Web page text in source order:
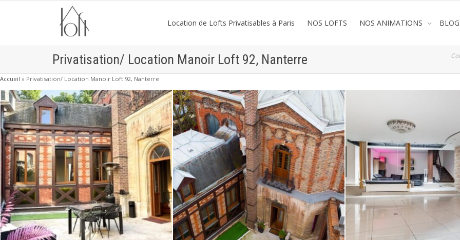
Location de Lofts Privatisables à Paris NOS LOFTS NOS ANIMATIONS BLOG
Privatisation/ Location Manoir Loft 92, Nanterre
Accueil » Privatisation/ Location Manoir Loft 92, Nanterre